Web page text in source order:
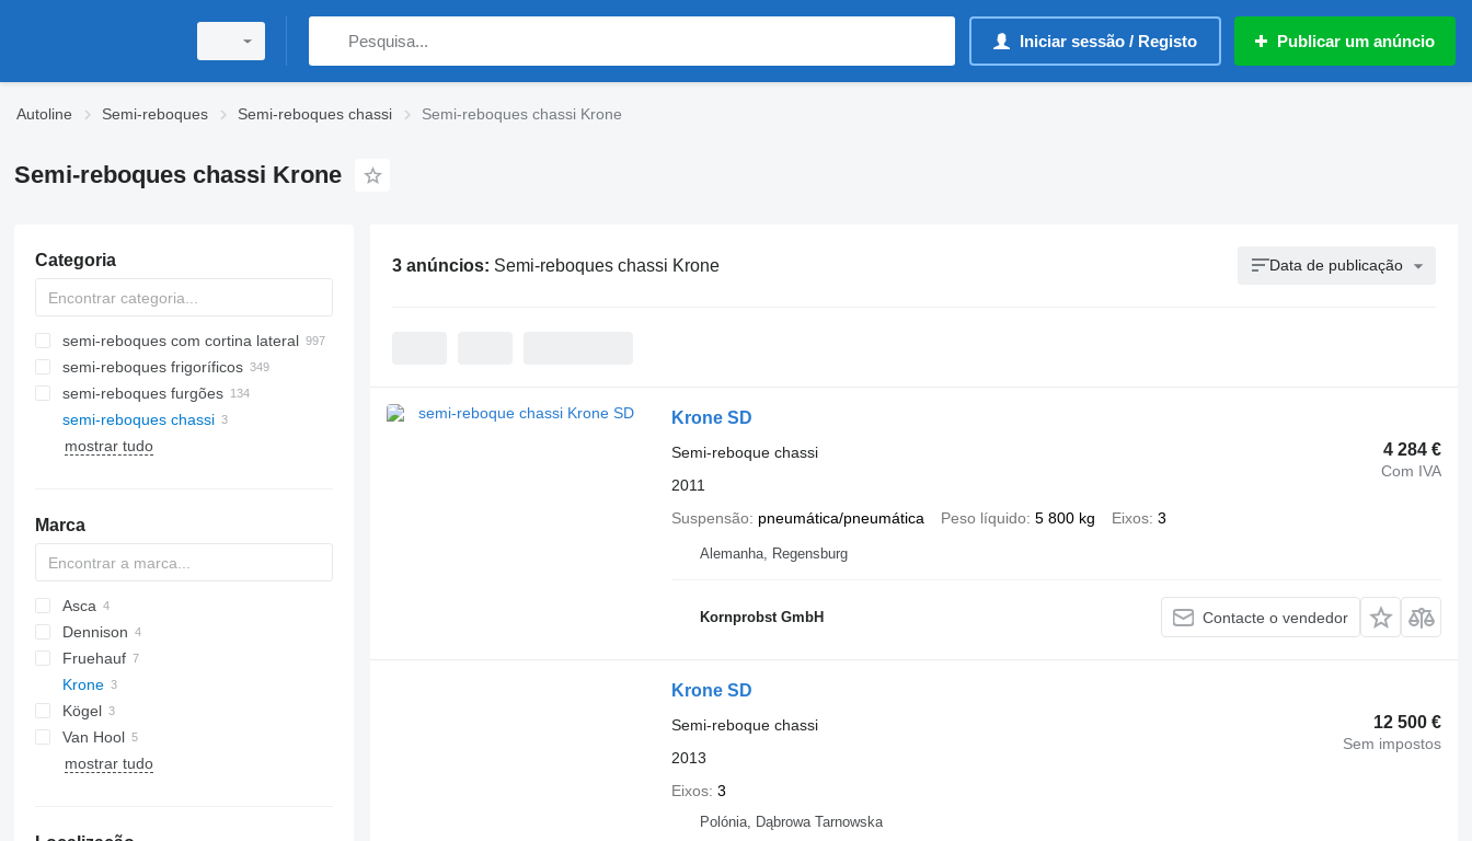
Iniciar sessão / Registo Publicar um anúncio
Autoline Semi-reboques Semi-reboques chassi Semi-reboques chassi Krone
Semi-reboques chassi Krone
Categoria
semi-reboques com cortina lateral
semi-reboques frigoríficos
semi-reboques furgões
semi-reboques chassi
mostrar tudo
Marca
Asca
Dennison
Sliding
Fruehauf
Krone
SD
SC
Kögel
LTP
TXC
RHKS
SP
SCF
SP
Van Hool
ADR
D-series
mostrar tudo
3 anúncios: Semi-reboques chassi Krone Data de publicação
Krone SD
4 284 €
Com IVA
Semi-reboque chassi
2011
Suspensão
pneumática/pneumática Peso líquido 5 800 kg Eixos 3
Alemanha, Regensburg
Kornprobst GmbH Contacte o vendedor
Krone SD
12 500 €
Sem impostos
Semi-reboque chassi
2013
Eixos 3
Polónia, Dąbrowa Tarnowska